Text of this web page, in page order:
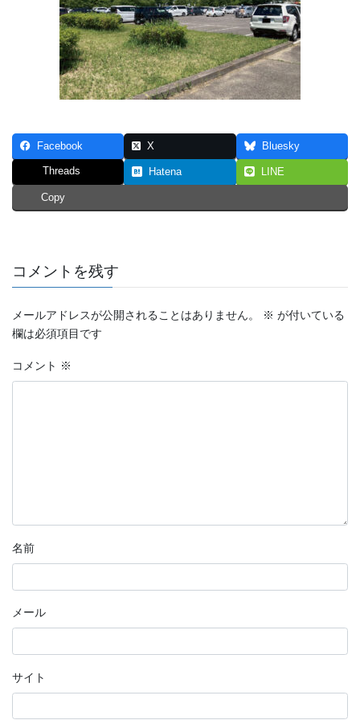
Facebook X Bluesky
Threads Hatena LINE
Copy
コメントを残す
メールアドレスが公開されることはありません。 ※ が付いている
欄は必須項目です
コメント ※
名前
メール
サイト